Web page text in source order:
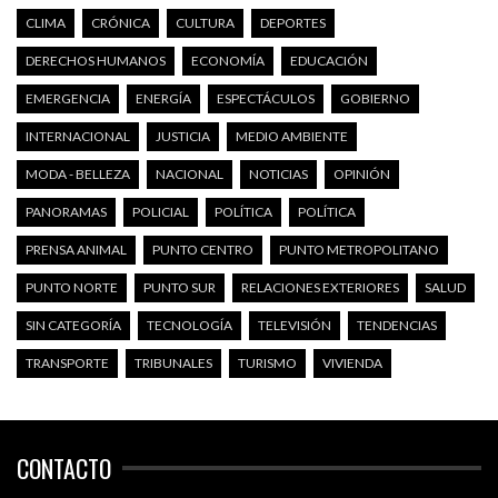
CLIMA CRÓNICA CULTURA DEPORTES
DERECHOS HUMANOS ECONOMÍA EDUCACIÓN
EMERGENCIA ENERGÍA ESPECTÁCULOS GOBIERNO
INTERNACIONAL JUSTICIA MEDIO AMBIENTE
MODA - BELLEZA NACIONAL NOTICIAS OPINIÓN
PANORAMAS POLICIAL POLÍTICA POLÍTICA
PRENSA ANIMAL PUNTO CENTRO PUNTO METROPOLITANO
PUNTO NORTE PUNTO SUR RELACIONES EXTERIORES SALUD
SIN CATEGORÍA TECNOLOGÍA TELEVISIÓN TENDENCIAS
TRANSPORTE TRIBUNALES TURISMO VIVIENDA
CONTACTO